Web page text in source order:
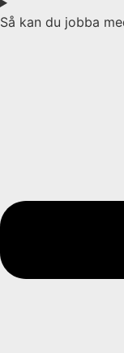
Så kan du jobba